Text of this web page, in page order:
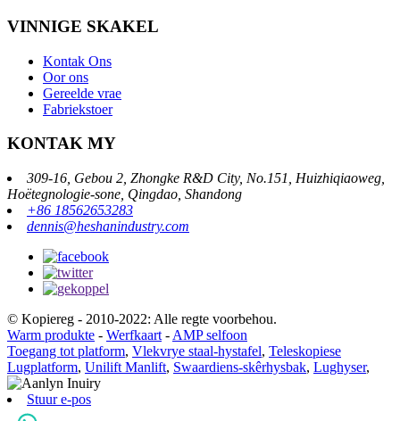
VINNIGE SKAKEL
Kontak Ons
Oor ons
Gereelde vrae
Fabriekstoer
KONTAK MY
309-16, Gebou 2, Zhongke R&D City, No.151, Huizhiqiaoweg,
Hoëtegnologie-sone, Qingdao, Shandong
+86 18562653283
dennis@heshanindustry.com
© Kopiereg - 2010-2022: Alle regte voorbehou.
Warm produkte - Werfkaart - AMP selfoon
Toegang tot platform, Vlekvrye staal-hystafel, Teleskopiese
Lugplatform, Unilift Manlift, Swaardiens-skêrhysbak, Lughyser,
Stuur e-pos